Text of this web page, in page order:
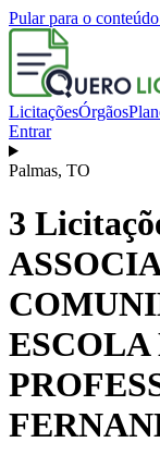
Pular para o
LicitaçõesÓrgãos
Entrar
Palmas, TO
3